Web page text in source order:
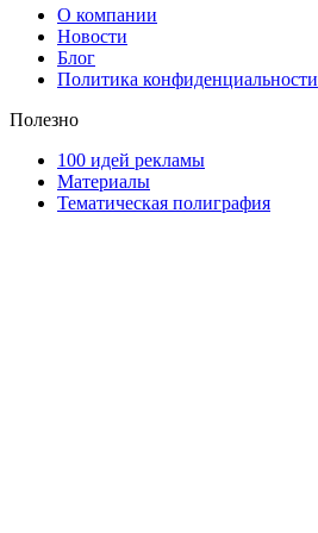
О компании
Новости
Блог
Политика конфиденциальности
Полезно
100 идей рекламы
Материалы
Тематическая полиграфия